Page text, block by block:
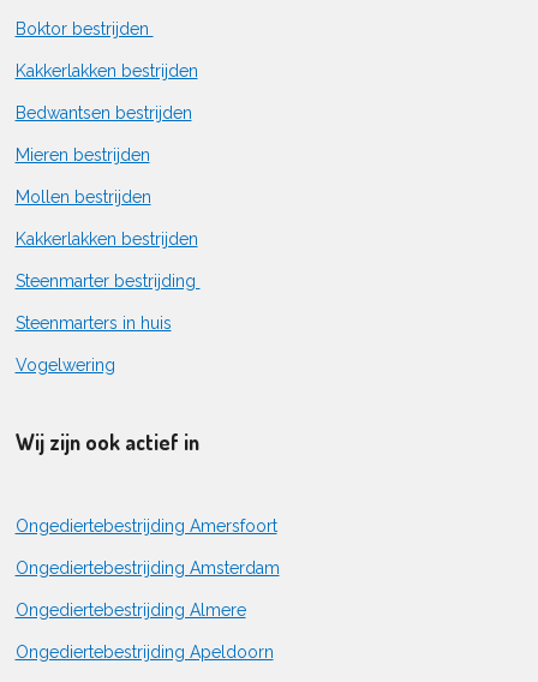
Boktor bestrijden
Kakkerlakken bestrijden
Bedwantsen bestrijden
Mieren bestrijden
Mollen bestrijden
Kakkerlakken bestrijden
Steenmarter bestrijding
Steenmarters in huis
Vogelwering
Wij zijn ook actief in
Ongediertebestrijding Amersfoort
Ongediertebestrijding Amsterdam
Ongediertebestrijding Almere
Ongediertebestrijding Apeldoorn